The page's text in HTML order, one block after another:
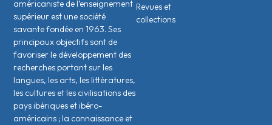
Revues et
collections
américaniste de l’enseignement
supérieur est une société
savante fondée en 1963. Ses
principaux objectifs sont de
favoriser le développement des
recherches portant sur les
langues, les arts, les littératures,
les cultures et les civilisations des
pays ibériques et ibéro-
américains ; la connaissance et